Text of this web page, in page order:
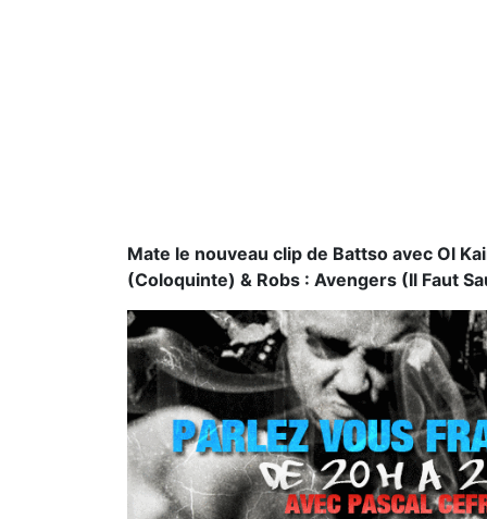
Mate le nouveau clip de Battso avec Ol
(Coloquinte) & Robs : Avengers (Il Faut